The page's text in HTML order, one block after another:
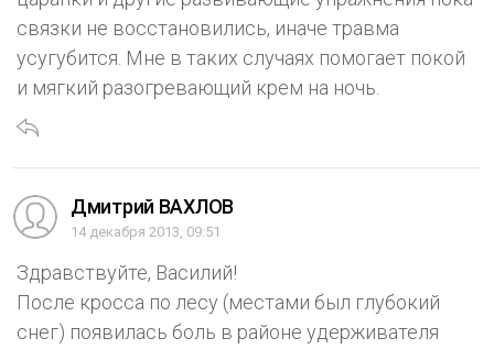
связки не восстановились, иначе травма
усугубится. Мне в таких случаях помогает покой
и мягкий разогревающий крем на ночь.
Дмитрий ВАХЛОВ
14 декабря 2013, 09:51
Здравствуйте, Василий!
После кросса по лесу (местами был глубокий
снег) появилась боль в районе удерживателя